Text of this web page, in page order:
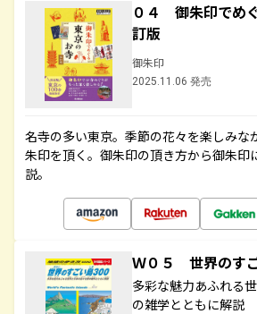
０４ 御朱印でめ
訂版
御朱印
2025.11.06 発売
名寺の多い東京。季節の花々を楽しみな
朱印を頂く。御朱印の頂き方から御朱印
説。
Ｗ０５ 世界のす
多彩な魅力あふれる
の雑学とともに解説